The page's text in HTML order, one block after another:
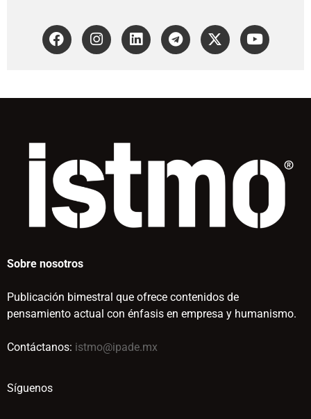
Sobre nosotros
Publicación bimestral que ofrece contenidos de
pensamiento actual con énfasis en empresa y humanismo.
Contáctanos: istmo@ipade.mx
Síguenos